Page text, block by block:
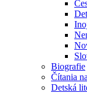
Biografie
Čítania
Detská